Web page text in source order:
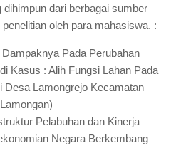
dihimpun dari berbagai sumber
oleh para mahasiswa. :
Pada Perubahan
Kasus : Alih Fungsi Lahan Pada
Desa Lamongrejo Kecamatan
Pelabuhan dan Kinerja
Negara Berkembang